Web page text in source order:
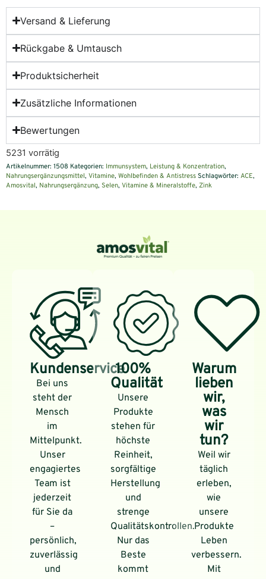
Versand & Lieferung
Rückgabe & Umtausch
Produktsicherheit
Zusätzliche Informationen
Bewertungen
5231 vorrätig
Artikelnummer: 1508 Kategorien: Immunsystem, Leistung & Konzentration,
Nahrungsergänzungsmittel, Vitamine, Wohlbefinden & Antistress Schlagwörter: ACE,
Amosvital, Nahrungsergänzung, Selen, Vitamine & Mineralstoffe, Zink
Kundenservice
Bei uns
steht der
Mensch
im
Mittelpunkt.
Unser
engagiertes
Team ist
jederzeit
für Sie da
–
persönlich,
zuverlässig
und
100%
Qualität
Unsere
Produkte
stehen für
höchste
Reinheit,
sorgfältige
Herstellung
und
strenge
Qualitätskontrollen.
Nur das
Beste
kommt
Warum
lieben
wir,
was
wir
tun?
Weil wir
täglich
erleben,
wie
unsere
Produkte
Leben
verbessern.
Mit